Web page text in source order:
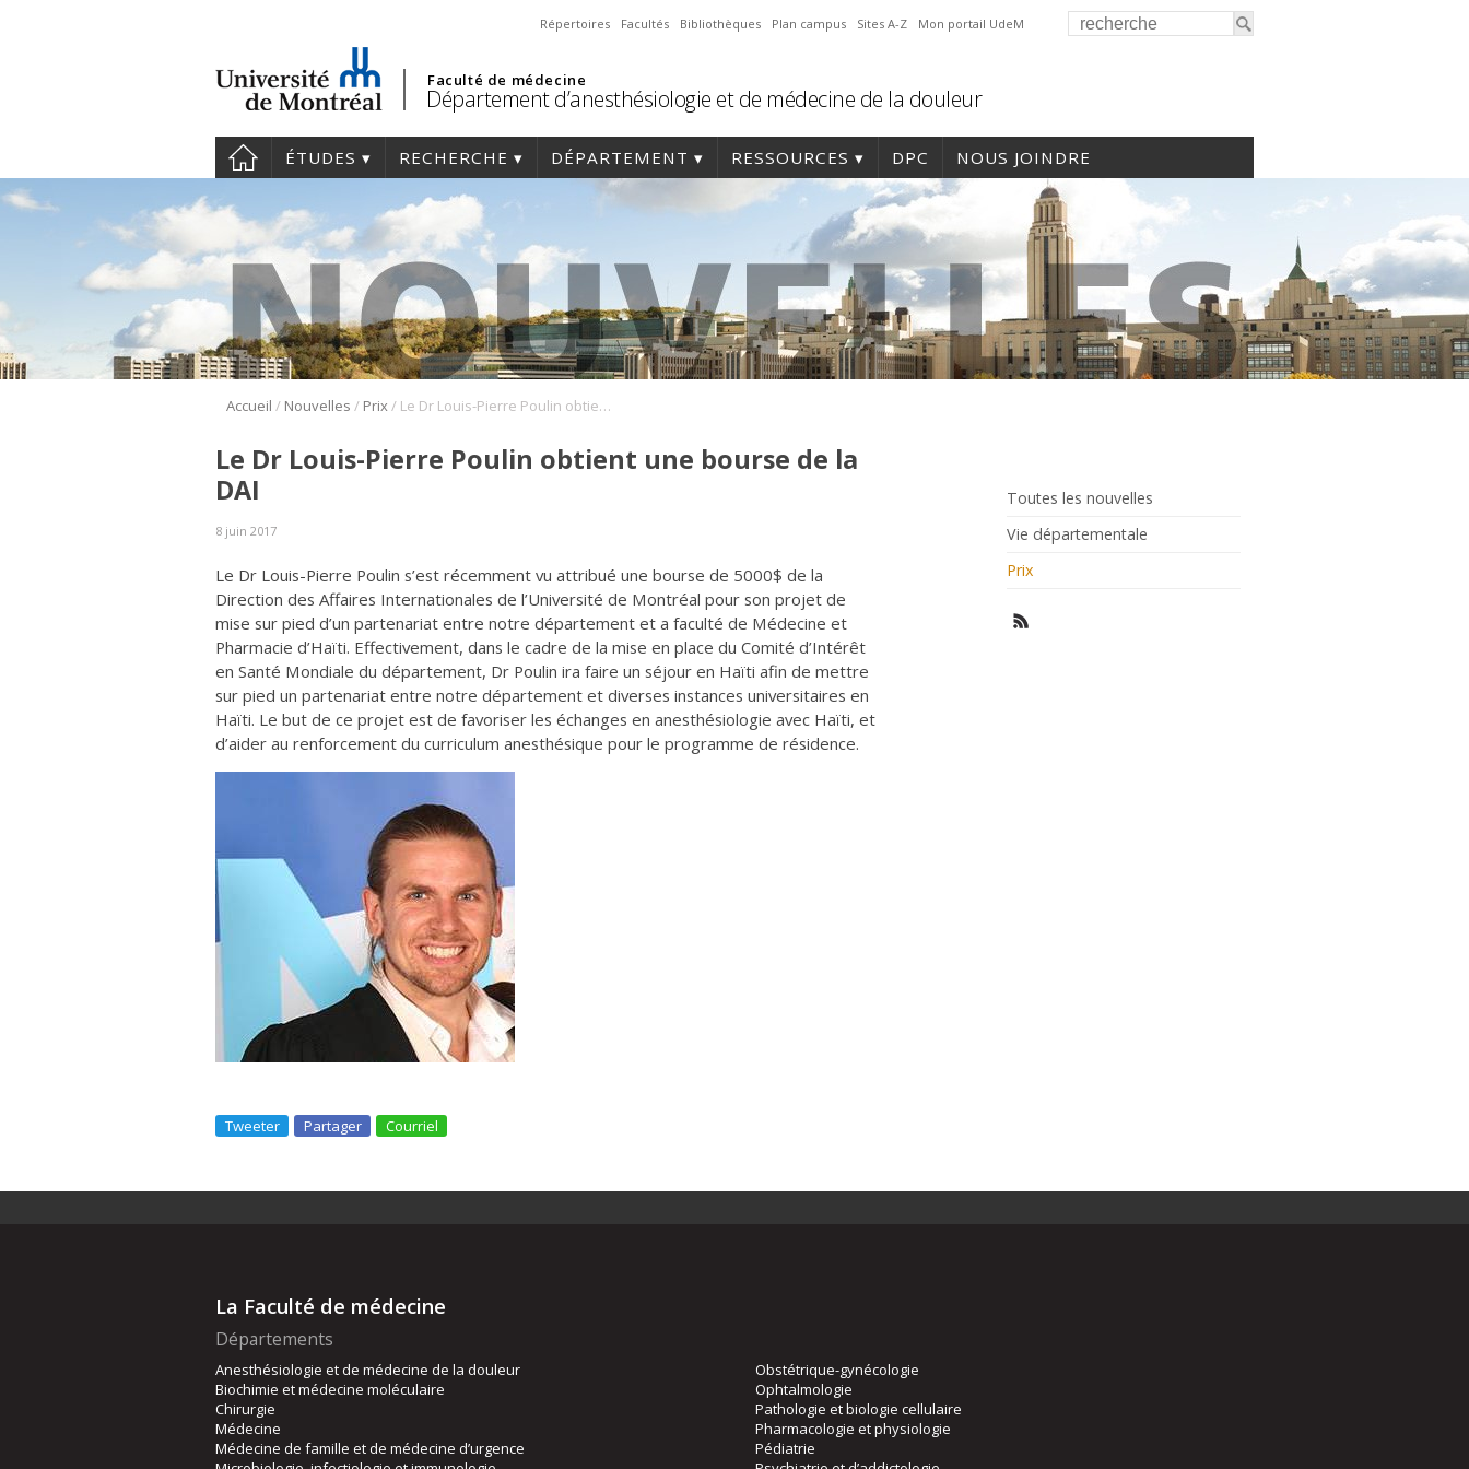
Répertoires Facultés Bibliothèques Plan campus Sites A-Z Mon portail UdeM
Faculté de médecine
Département d’anesthésiologie et de médecine de la douleur
ÉTUDES RECHERCHE DÉPARTEMENT RESSOURCES DPC NOUS JOINDRE
Accueil / Nouvelles / Prix/ Le Dr Louis-Pierre Poulin obtient une bourse de la DAI
Toutes les nouvelles
Vie départementale
Prix
Le Dr Louis-Pierre Poulin obtient une bourse de la
DAI
8 juin 2017
Le Dr Louis-Pierre Poulin s’est récemment vu attribué une bourse de 5000$ de la
Direction des Affaires Internationales de l’Université de Montréal pour son projet de
mise sur pied d’un partenariat entre notre département et a faculté de Médecine et
Pharmacie d’Haïti. Effectivement, dans le cadre de la mise en place du Comité d’Intérêt
en Santé Mondiale du département, Dr Poulin ira faire un séjour en Haïti afin de mettre
sur pied un partenariat entre notre département et diverses instances universitaires en
Haïti. Le but de ce projet est de favoriser les échanges en anesthésiologie avec Haïti, et
d’aider au renforcement du curriculum anesthésique pour le programme de résidence.
Tweeter Partager Courriel
La Faculté de médecine
Départements
Anesthésiologie et de médecine de la douleur
Biochimie et médecine moléculaire
Chirurgie
Médecine
Médecine de famille et de médecine d’urgence
Obstétrique-gynécologie
Ophtalmologie
Pathologie et biologie cellulaire
Pharmacologie et physiologie
Pédiatrie